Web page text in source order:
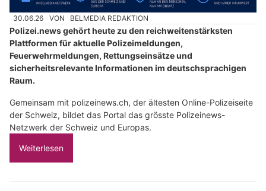
30.06.26 VON BELMEDIA REDAKTION
Polizei.news gehört heute zu den reichweitenstärksten
Plattformen für aktuelle Polizeimeldungen,
Feuerwehrmeldungen, Rettungseinsätze und
sicherheitsrelevante Informationen im deutschsprachigen
Raum.
Gemeinsam mit polizeinews.ch, der ältesten Online-Polizeiseite
der Schweiz, bildet das Portal das grösste Polizeinews-
Netzwerk der Schweiz und Europas.
Weiterlesen